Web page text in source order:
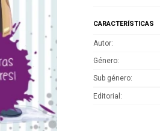
CARACTERÍSTICAS
Autor
Género
Sub género
Editorial